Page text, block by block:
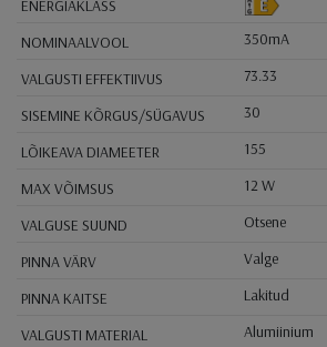
ENERGIAKLASS
NOMINAALVOOL
350mA
VALGUSTI EFFEKTIIVUS
73.33
SISEMINE KÕRGUS/SÜGAVUS
30
LÕIKEAVA DIAMEETER
155
MAX VÕIMSUS
12 W
VALGUSE SUUND
Otsene
PINNA VÄRV
Valge
PINNA KAITSE
Lakitud
VALGUSTI MATERIAL
Alumiinium